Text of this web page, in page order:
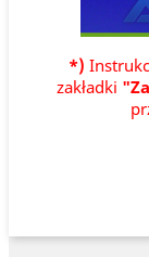
*)
zakładki